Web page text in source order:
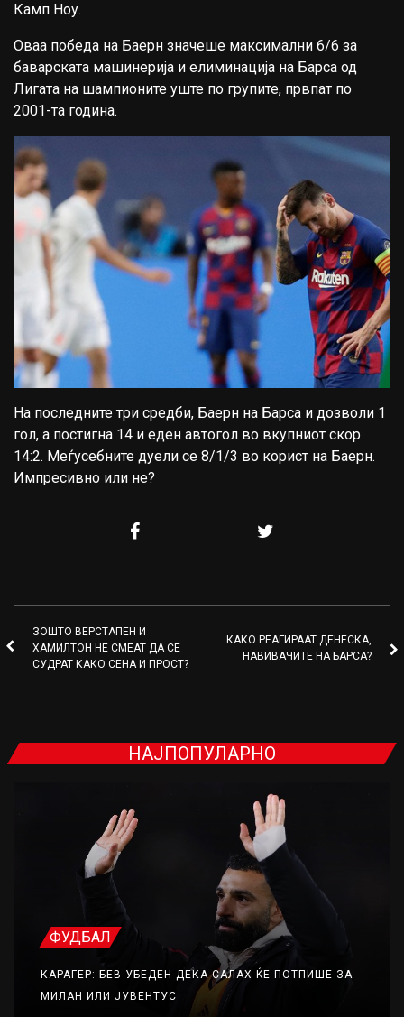
Камп Ноу.
Оваа победа на Баерн значеше максимални 6/6 за
баварската машинерија и елиминација на Барса од
Лигата на шампионите уште по групите, првпат по
2001-та година.
На последните три средби, Баерн на Барса и дозволи 1
гол, а постигна 14 и еден автогол во вкупниот скор
14:2. Меѓусебните дуели се 8/1/3 во корист на Баерн.
Импресивно или не?
ЗОШТО ВЕРСТАПЕН И
ХАМИЛТОН НЕ СМЕАТ ДА СЕ
СУДРАТ КАКО СЕНА И ПРОСТ?
КАКО РЕАГИРААТ ДЕНЕСКА,
НАВИВАЧИТЕ НА БАРСА?
НАЈПОПУЛАРНО
ФУДБАЛ
КАРАГЕР: БЕВ УБЕДЕН ДЕКА САЛАХ ЌЕ ПОТПИШЕ ЗА
МИЛАН ИЛИ ЈУВЕНТУС